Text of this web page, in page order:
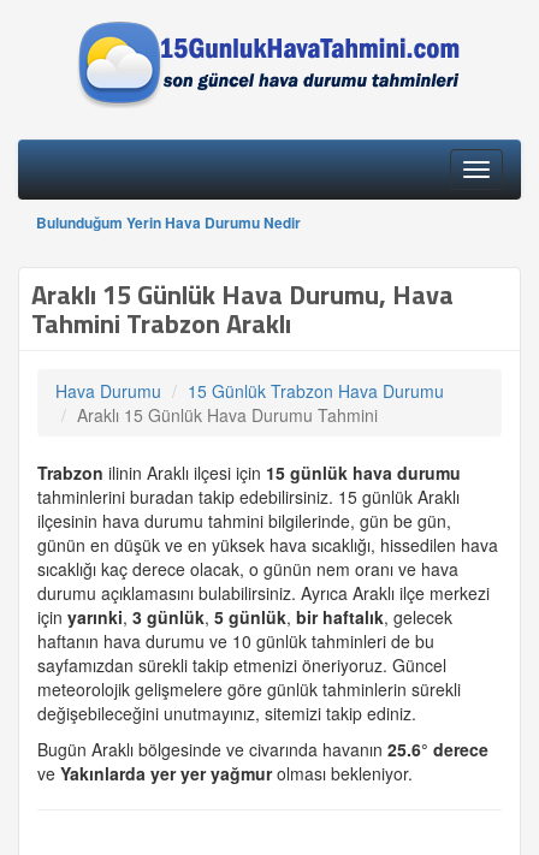
Toggle
Bulunduğum Yerin Hava Durumu Nedir
Araklı 15 Günlük Hava Durumu, Hava
Tahmini Trabzon Araklı
Hava Durumu
15 Günlük Trabzon Hava Durumu
Araklı 15 Günlük Hava Durumu Tahmini
Trabzon ilinin Araklı ilçesi için 15 günlük hava durumu
tahminlerini buradan takip edebilirsiniz. 15 günlük Araklı
ilçesinin hava durumu tahmini bilgilerinde, gün be gün,
günün en düşük ve en yüksek hava sıcaklığı, hissedilen hava
sıcaklığı kaç derece olacak, o günün nem oranı ve hava
durumu açıklamasını bulabilirsiniz. Ayrıca Araklı ilçe merkezi
için yarınki, 3 günlük, 5 günlük, bir haftalık, gelecek
haftanın hava durumu ve 10 günlük tahminleri de bu
sayfamızdan sürekli takip etmenizi öneriyoruz. Güncel
meteorolojik gelişmelere göre günlük tahminlerin sürekli
değişebileceğini unutmayınız, sitemizi takip ediniz.
Bugün Araklı bölgesinde ve civarında havanın 25.6° derece
ve Yakınlarda yer yer yağmurolması bekleniyor.